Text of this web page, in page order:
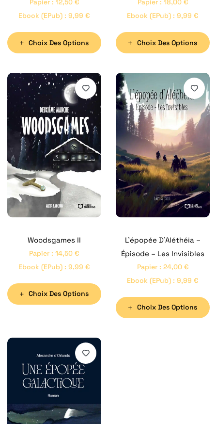
Papier: 12,50 €
Ebook (ePub) : 9,99 €
Choix Des Options
Papier: 18,00 €
Ebook (ePub) : 9,99 €
Choix Des Options
Woodsgames II
Papier : 14,50 €
Ebook (ePub) : 9,99 €
Choix Des Options
L’épopée D’Aléthéia –
Épisode – Les Invisibles
Papier: 24,00 €
Ebook (ePub) : 9,99 €
Choix Des Options